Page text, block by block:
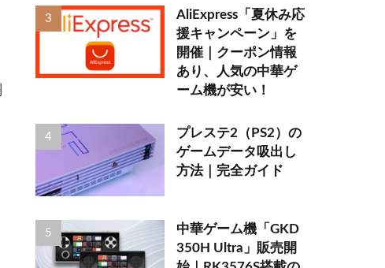
AliExpress「夏休み応
援キャンペーン」を
開催｜クーポン情報
あり、人気の中華ゲ
ーム機が安い！
プレステ2（PS2）の
ゲームデータ吸出し
方法｜完全ガイド
中華ゲーム機「GKD
350H Ultra」販売開